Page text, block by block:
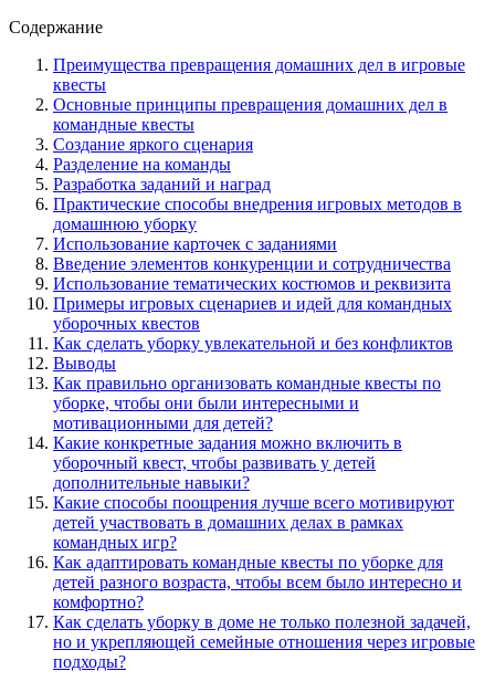
Содержание
Преимущества превращения домашних дел в игровые
квесты
Основные принципы превращения домашних дел в
командные квесты
Создание яркого сценария
Разделение на команды
Разработка заданий и наград
Практические способы внедрения игровых методов в
домашнюю уборку
Использование карточек с заданиями
Введение элементов конкуренции и сотрудничества
Использование тематических костюмов и реквизита
Примеры игровых сценариев и идей для командных
уборочных квестов
Как сделать уборку увлекательной и без конфликтов
Выводы
Как правильно организовать командные квесты по
уборке, чтобы они были интересными и
мотивационными для детей?
Какие конкретные задания можно включить в
уборочный квест, чтобы развивать у детей
дополнительные навыки?
Какие способы поощрения лучше всего мотивируют
детей участвовать в домашних делах в рамках
командных игр?
Как адаптировать командные квесты по уборке для
детей разного возраста, чтобы всем было интересно и
комфортно?
Как сделать уборку в доме не только полезной задачей,
но и укрепляющей семейные отношения через игровые
подходы?